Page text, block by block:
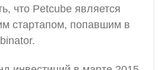
что Petcube является
стартапом, попавшим в